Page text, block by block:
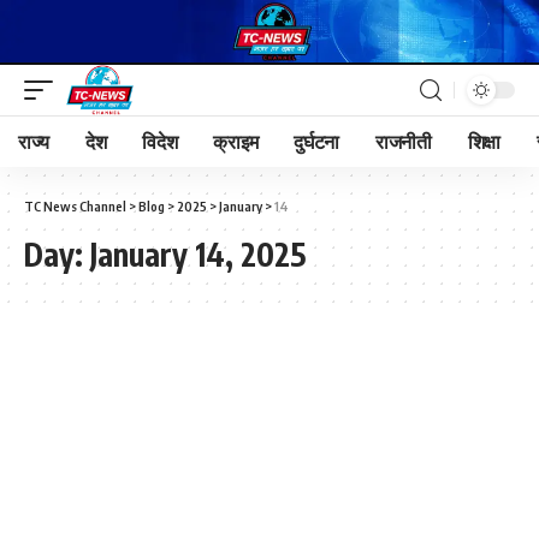
राज्य देश विदेश क्राइम दुर्घटना राजनीती शिक्षा
TC News Channel >Blog > 2025 >January>14
Day: January 14, 2025